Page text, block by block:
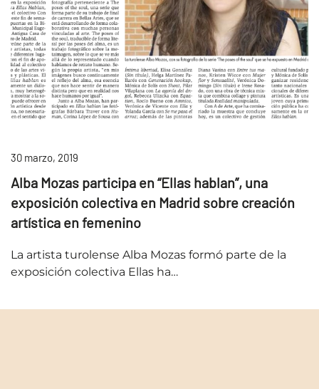
30 marzo, 2019
Alba Mozas participa en “Ellas hablan”, una
exposición colectiva en Madrid sobre creación
artística en femenino
La artista turolense Alba Mozas formó parte de la
exposición colectiva Ellas ha…